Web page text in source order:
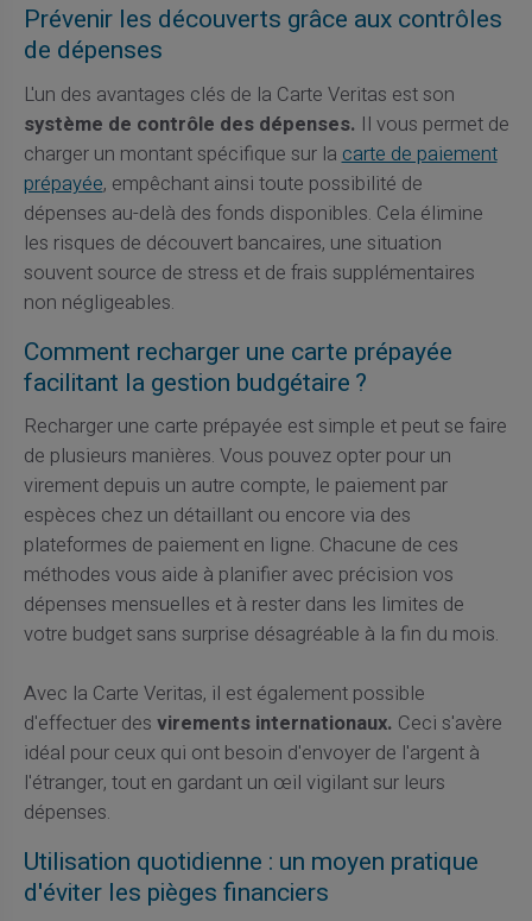
Prévenir les découverts grâce aux contrôles
de dépenses
L'un des avantages clés de la Carte Veritas est son
système de contrôle des dépenses. Il vous permet de
charger un montant spécifique sur la carte de paiement
prépayée, empêchant ainsi toute possibilité de
dépenses au-delà des fonds disponibles. Cela élimine
les risques de découvert bancaires, une situation
souvent source de stress et de frais supplémentaires
non négligeables.
Comment recharger une carte prépayée
facilitant la gestion budgétaire ?
Recharger une carte prépayée est simple et peut se faire
de plusieurs manières. Vous pouvez opter pour un
virement depuis un autre compte, le paiement par
espèces chez un détaillant ou encore via des
plateformes de paiement en ligne. Chacune de ces
méthodes vous aide à planifier avec précision vos
dépenses mensuelles et à rester dans les limites de
votre budget sans surprise désagréable à la fin du mois.
Avec la Carte Veritas, il est également possible
d'effectuer des virements internationaux. Ceci s'avère
idéal pour ceux qui ont besoin d'envoyer de l'argent à
l'étranger, tout en gardant un œil vigilant sur leurs
dépenses.
Utilisation quotidienne : un moyen pratique
d'éviter les pièges financiers